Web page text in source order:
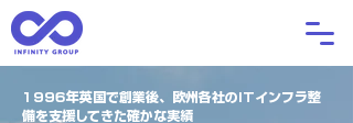
1996年英国で創業後、欧州各社のITインフラ整
備を支援してきた確かな実績